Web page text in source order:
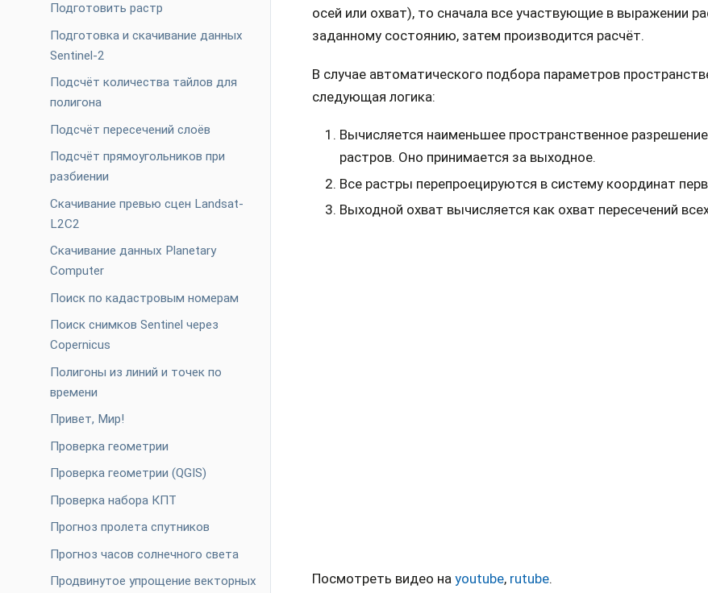
Подготовить растр
Подготовка и скачивание данных
Sentinel-2
Подсчёт количества тайлов для
полигона
Подсчёт пересечений слоёв
Подсчёт прямоугольников при
разбиении
Скачивание превью сцен Landsat-
L2C2
Скачивание данных Planetary
Computer
Поиск по кадастровым номерам
Поиск снимков Sentinel через
Copernicus
Полигоны из линий и точек по
времени
Привет, Мир!
Проверка геометрии
Проверка геометрии (QGIS)
Проверка набора КПТ
Прогноз пролета спутников
Прогноз часов солнечного света
Продвинутое упрощение векторных
осей или охват), то сначала все участвующие в выражении
заданному состоянию, затем производится расчёт.
В случае автоматического подбора параметров
следующая логика:
Вычисляется наименьшее пространственное
растров. Оно принимается за выходное.
Все растры перепроецируются в систему координат
Выходной охват вычисляется как охват пересечений
Посмотреть видео на youtube, rutube.